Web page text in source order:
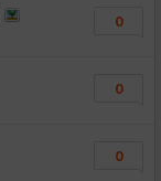
0
0
0